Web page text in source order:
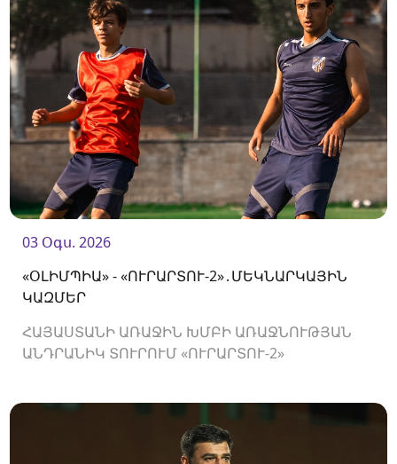
03 Օգս. 2026
«ՕԼԻՄՊԻԱ» - «ՈՒՐԱՐՏՈՒ-2»․ՄԵԿՆԱՐԿԱՅԻՆ
ԿԱԶՄԵՐ
ՀԱՅԱՍՏԱՆԻ ԱՌԱՋԻՆ ԽՄԲԻ ԱՌԱՋՆՈՒԹՅԱՆ
ԱՆԴՐԱՆԻԿ ՏՈՒՐՈՒՄ «ՈՒՐԱՐՏՈՒ-2»